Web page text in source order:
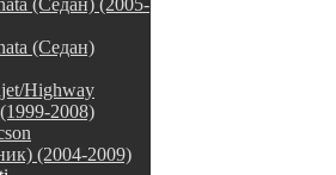
(Седан)
Highway
2008)
(2004-2009)